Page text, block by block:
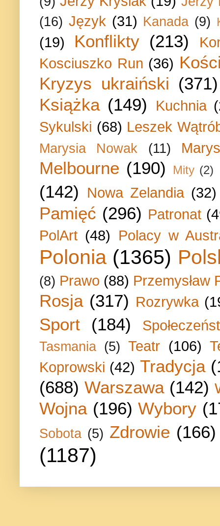
(16) Język (31) Kanada (9)
(19) Konflikty (213)
Kosciuszko Run (36)
Kryzys ukraiński (371)
Książka (149) Kuchnia
Sykulski (68) Leszek
Marysia Nowak (11)
Melbourne (190) Mity (2)
(142) Nowa Zelandia (32)
Pamięć (296) Patronat
PolArt (48) Polacy w
Polonia (1365)
(8) Prawo (88) Przemysław
Rosja (317) Rozrywka
Sport (184)
Tasmania (5) Teatr (106)
Koprowski (42) Tradycja
(688) Warszawa (142)
Wojna (196) Wybory
Sobota (5) Zdrowie (166)
(1187)